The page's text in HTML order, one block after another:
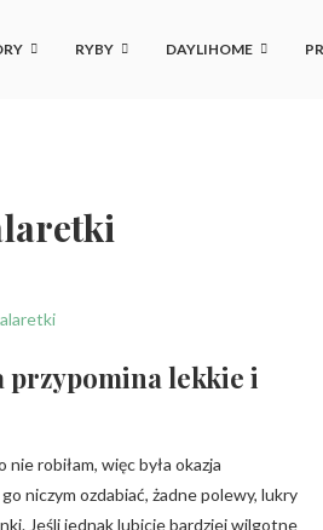
RYBY DAYLIHOME
przypomina lekkie i
robiłam, więc była okazja
niczym ozdabiać, żadne polewy, lukry
Jeśli jednak lubicie bardziej wilgotne